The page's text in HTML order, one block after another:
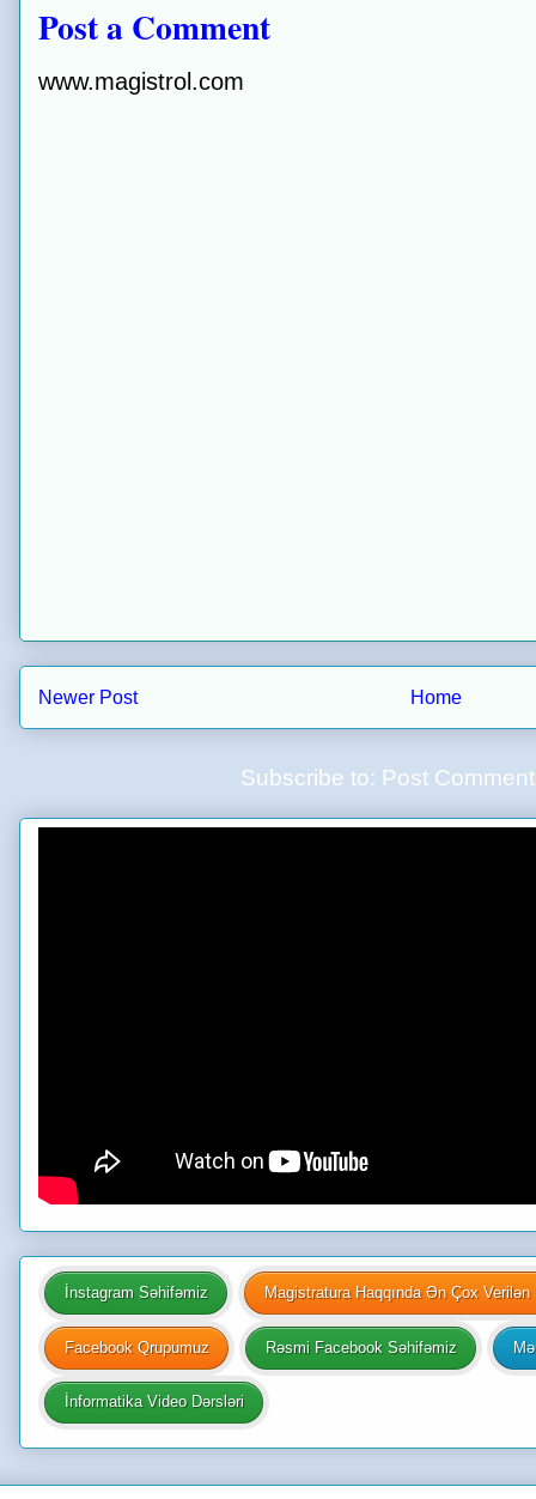
Post a Comment
www.magistrol.com
Newer Post Home
Subscribe to: Post
İnstagram Səhifəmiz Magistratura Haqqında Ən Çox Verilən
Facebook Qrupumuz Rəsmi Facebook Səhifəmiz
İnformatika Video Dərsləri